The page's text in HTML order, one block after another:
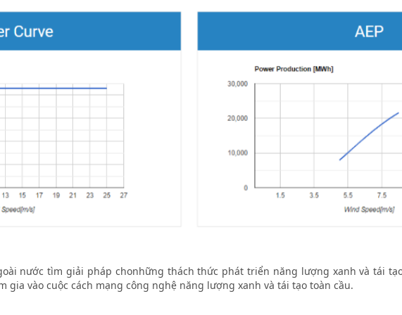
nước tìm giải pháp chonhững thách thức phát triển năng lượng xanh và tái
gia vào cuộc cách mạng công nghệ năng lượng xanh và tái tạo toàn cầu.